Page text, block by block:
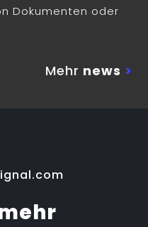
Dokumenten oder
Mehr news >